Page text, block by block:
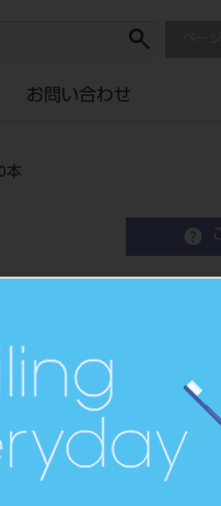
お問い合わせ
本
品目コー
JAN/EAN